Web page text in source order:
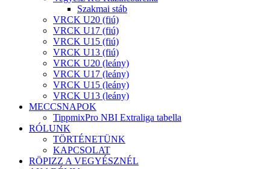
Szakmai stáb
VRCK U20 (fiú)
VRCK U17 (fiú)
VRCK U15 (fiú)
VRCK U13 (fiú)
VRCK U20 (leány)
VRCK U17 (leány)
VRCK U15 (leány)
VRCK U13 (leány)
MECCSNAPOK
TippmixPro NBI Extraliga tabella
RÓLUNK
TÖRTÉNETÜNK
KAPCSOLAT
RÖPIZZ A VEGYÉSZNÉL